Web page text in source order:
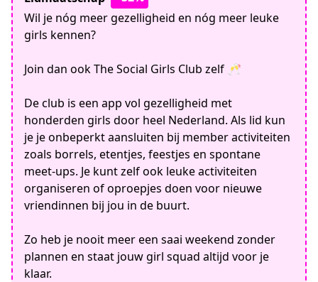
Wil je nóg meer gezelligheid en nóg meer leuke
girls kennen?
Join dan ook The Social Girls Club zelf 🥂
De club is een app vol gezelligheid met
honderden girls door heel Nederland. Als lid kun
je je onbeperkt aansluiten bij member activiteiten
zoals borrels, etentjes, feestjes en spontane
meet-ups. Je kunt zelf ook leuke activiteiten
organiseren of oproepjes doen voor nieuwe
vriendinnen bij jou in de buurt.
Zo heb je nooit meer een saai weekend zonder
plannen en staat jouw girl squad altijd voor je
klaar.